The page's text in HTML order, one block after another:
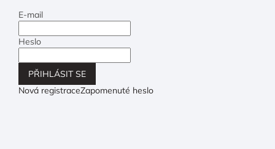
E-mail
Heslo
PŘIHLÁSIT SE
Nová registraceZapomenuté heslo